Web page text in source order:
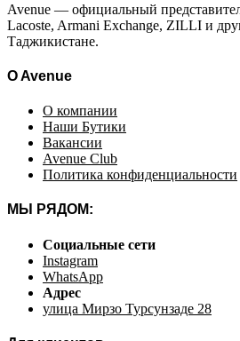
Avenue — официальный
Lacoste, Armani Exchange, ZILLI и
Таджикистане.
O Avenue
О компании
Наши Бутики
Вакансии
Avenue Club
Политика конфиденциальности
МЫ РЯДОМ:
Социальные сети
Instagram
WhatsApp
Адрес
улица Мирзо Турсунзаде 28